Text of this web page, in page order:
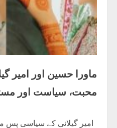
ماورا حسین اور امیر
محبت، سیاست اور
امیر گیلانی کے سیاسی پس